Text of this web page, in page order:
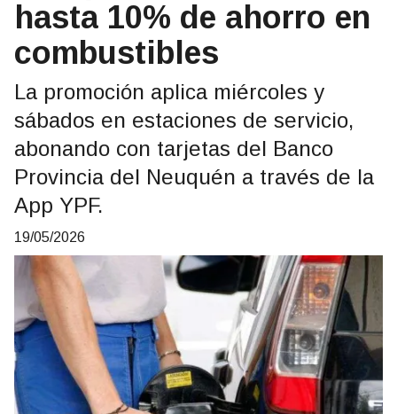
hasta 10% de ahorro en
combustibles
La promoción aplica miércoles y
sábados en estaciones de servicio,
abonando con tarjetas del Banco
Provincia del Neuquén a través de la
App YPF.
19/05/2026